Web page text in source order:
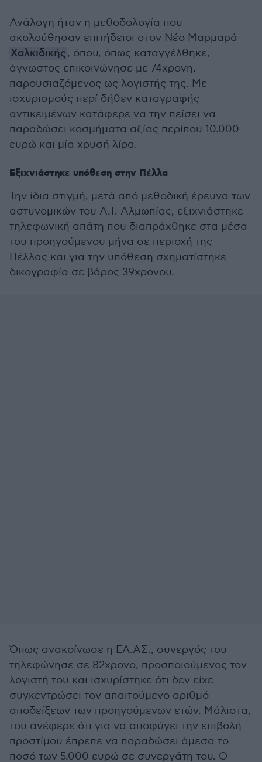
Ανάλογη ήταν η μεθοδολογία που
ακολούθησαν επιτήδειοι στον Νέο Μαρμαρά
Χαλκιδικής, όπου, όπως καταγγέλθηκε,
άγνωστος επικοινώνησε με 74χρονη,
παρουσιαζόμενος ως λογιστής της. Με
ισχυρισμούς περί δήθεν καταγραφής
αντικειμένων κατάφερε να την πείσει να
παραδώσει κοσμήματα αξίας περίπου 10.000
ευρώ και μία χρυσή λίρα.
Εξιχνιάστηκε υπόθεση στην Πέλλα
Την ίδια στιγμή, μετά από μεθοδική έρευνα των
αστυνομικών του Α.Τ. Αλμωπίας, εξιχνιάστηκε
τηλεφωνική απάτη που διαπράχθηκε στα μέσα
του προηγούμενου μήνα σε περιοχή της
Πέλλας και για την υπόθεση σχηματίστηκε
δικογραφία σε βάρος 39χρονου.
Όπως ανακοίνωσε η ΕΛ.ΑΣ., συνεργός του
τηλεφώνησε σε 82χρονο, προσποιούμενος τον
λογιστή του και ισχυρίστηκε ότι δεν είχε
συγκεντρώσει τον απαιτούμενο αριθμό
αποδείξεων των προηγούμενων ετών. Μάλιστα,
του ανέφερε ότι για να αποφύγει την επιβολή
προστίμου έπρεπε να παραδώσει άμεσα το
ποσό των 5.000 ευρώ σε συνεργάτη του. Ο